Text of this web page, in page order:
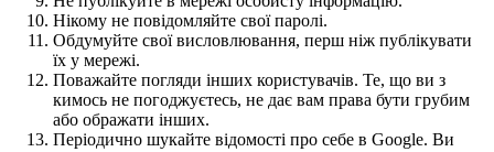
Нікому не повідомляйте свої паролі.
Обдумуйте свої висловлювання, перш ніж публікувати
їх у мережі.
Поважайте погляди інших користувачів. Те, що ви з
кимось не погоджуєтесь, не дає вам права бути грубим
або ображати інших.
Періодично шукайте відомості про себе в Google. Ви